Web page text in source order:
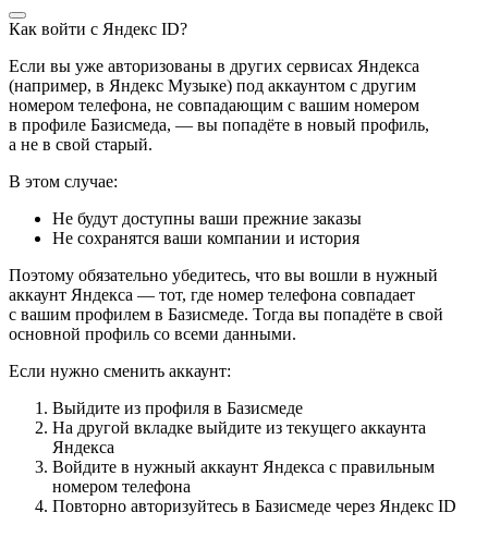
Как войти с Яндекс ID?
Если вы уже авторизованы в других сервисах Яндекса
(например, в Яндекс Музыке) под аккаунтом с другим
номером телефона, не совпадающим с вашим номером
в профиле Базисмеда, — вы попадёте в новый профиль,
а не в свой старый.
В этом случае:
Не будут доступны ваши прежние заказы
Не сохранятся ваши компании и история
Поэтому обязательно убедитесь, что вы вошли в нужный
аккаунт Яндекса — тот, где номер телефона совпадает
с вашим профилем в Базисмеде. Тогда вы попадёте в свой
основной профиль со всеми данными.
Если нужно сменить аккаунт:
Выйдите из профиля в Базисмеде
На другой вкладке выйдите из текущего аккаунта
Яндекса
Войдите в нужный аккаунт Яндекса с правильным
номером телефона
Повторно авторизуйтесь в Базисмеде через Яндекс ID